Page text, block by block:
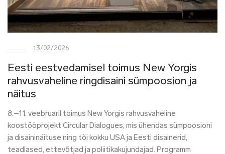
13/02/2026
Eesti eestvedamisel toimus New Yorgis
rahvusvaheline ringdisaini sümpoosion ja
näitus
8.–11. veebruaril toimus New Yorgis rahvusvaheline
koostööprojekt Circular Dialogues, mis ühendas sümpoosioni
ja disaininäituse ning tõi kokku USA ja Eesti disainerid,
teadlased, ettevõtjad ja poliitikakujundajad. Programm